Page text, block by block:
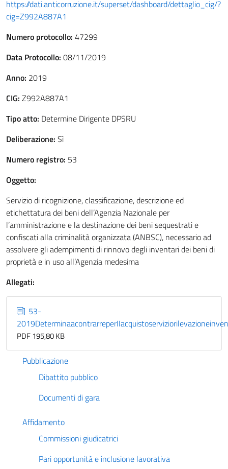
https://dati.anticorruzione.it/superset/dashboard/dettaglio_cig/?
cig=Z992A887A1
Numero protocollo: 47299
Data Protocollo: 08/11/2019
Anno: 2019
CIG: Z992A887A1
Tipo atto: Determine Dirigente DPSRU
Deliberazione: Sì
Numero registro: 53
Oggetto:
Servizio di ricognizione, classificazione, descrizione ed
etichettatura dei beni dell’Agenzia Nazionale per
l’amministrazione e la destinazione dei beni sequestrati e
confiscati alla criminalità organizzata (ANBSC), necessario ad
assolvere gli adempimenti di rinnovo degli inventari dei beni di
proprietà e in uso all’Agenzia medesima
Allegati:
53-
PDF 195,80 KB
Pubblicazione
Dibattito pubblico
Documenti di gara
Affidamento
Commissioni giudicatrici
Pari opportunità e inclusione lavorativa